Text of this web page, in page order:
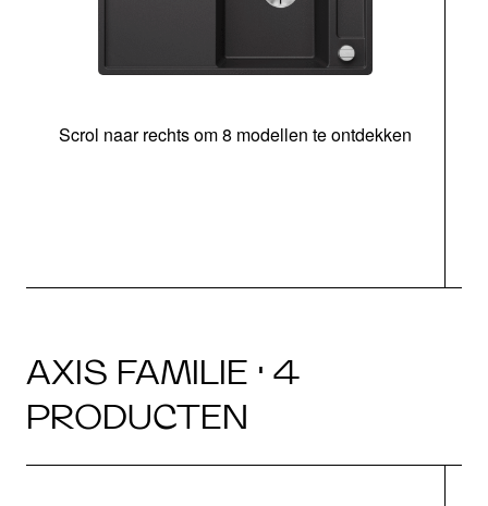
Scrol naar rechts om 8 modellen te ontdekken
AXIS FAMILIE · 4
PRODUCTEN